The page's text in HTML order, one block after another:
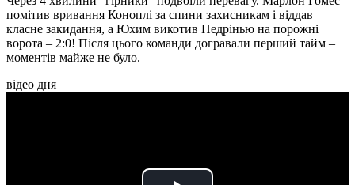
помітив вривання Коноплі за спини захисникам і віддав
класне закидання, а Юхим викотив Педрінью на порожні
ворота – 2:0! Після цього команди догравали перший тайм –
моментів майже не було.
відео дня